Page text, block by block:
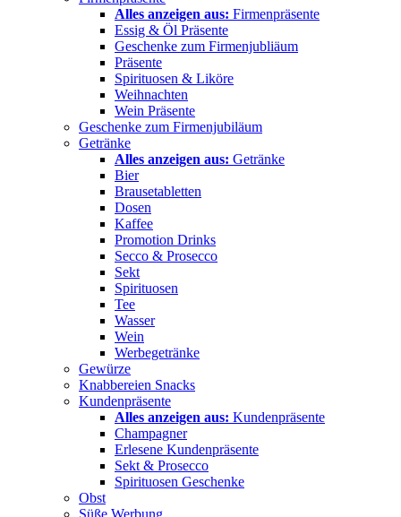
Alles anzeigen aus: Firmenpräsente
Essig & Öl Präsente
Geschenke zum Firmenjubliäum
Präsente
Spirituosen & Liköre
Weihnachten
Wein Präsente
Geschenke zum Firmenjubiläum
Getränke
Alles anzeigen aus: Getränke
Bier
Brausetabletten
Dosen
Kaffee
Promotion Drinks
Secco & Prosecco
Sekt
Spirituosen
Tee
Wasser
Wein
Werbegetränke
Gewürze
Knabbereien Snacks
Kundenpräsente
Alles anzeigen aus: Kundenpräsente
Champagner
Erlesene Kundenpräsente
Sekt & Prosecco
Spirituosen Geschenke
Obst
Süße Werbung